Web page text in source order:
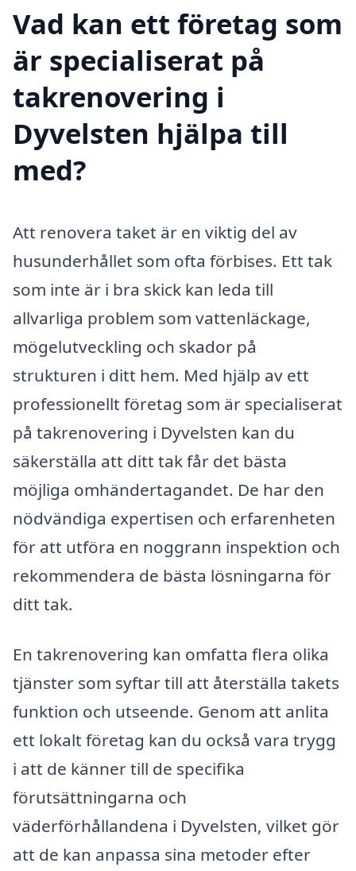
Vad kan ett företag som
är specialiserat på
takrenovering i
Dyvelsten hjälpa till
med?
Att renovera taket är en viktig del av
husunderhållet som ofta förbises. Ett tak
som inte är i bra skick kan leda till
allvarliga problem som vattenläckage,
mögelutveckling och skador på
strukturen i ditt hem. Med hjälp av ett
professionellt företag som är specialiserat
på takrenovering i Dyvelsten kan du
säkerställa att ditt tak får det bästa
möjliga omhändertagandet. De har den
nödvändiga expertisen och erfarenheten
för att utföra en noggrann inspektion och
rekommendera de bästa lösningarna för
ditt tak.
En takrenovering kan omfatta flera olika
tjänster som syftar till att återställa takets
funktion och utseende. Genom att anlita
ett lokalt företag kan du också vara trygg
i att de känner till de specifika
förutsättningarna och
väderförhållandena i Dyvelsten, vilket gör
att de kan anpassa sina metoder efter